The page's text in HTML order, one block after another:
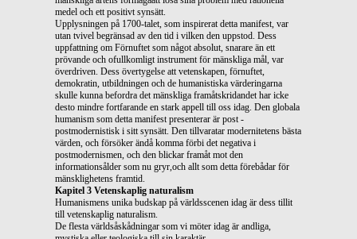
medel och ett positivt synsätt.
Upplysningen på 1700-talet, som inspirerat detta manifest, var
utan tvivel begränsad av den tid i vilken den uppstod. Dess
uppfattning om Förnuftet som något absolut, snarare än ett
prövande och ofullkomligt instrument för mänskliga mål, var
överdriven. Dess övertygelse att vetenskapen, förnuftet,
demokratin, utbildningen och de humanistiska värderingarna
skulle kunna befordra det mänskliga framåtskridandet har icke
desto mindre fortfarande en stark appell till oss idag. Den globala
humanism som detta manifest presenterar är post -
postmodernistisk i sitt synsätt. Den tillvaratar modernitetens bästa
värden, och försöker ändå komma förbi det negativa i
postmodernismen, och den blickar framåt mot den
informationsålder som nu gryr,och allt som detta förebådar för
mänsklighetens framtid.
Kapitel 3 Vetenskaplig naturalism
Humanismens unika budskap på världsscenen idag är dess tillit
till vetenskaplig naturalism.
De flesta världsåskådningar som vi möter idag är andliga,